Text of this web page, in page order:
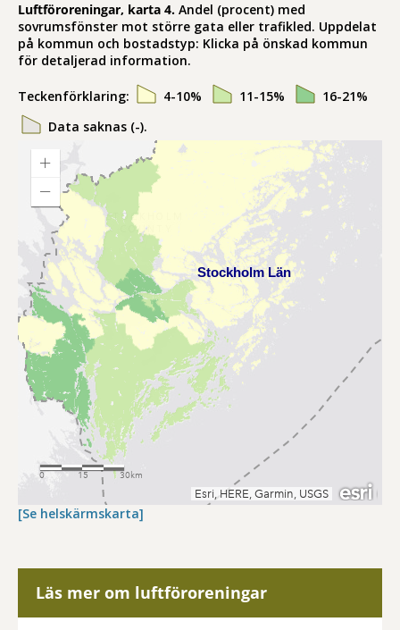
Luftföroreningar, karta 4. Andel (procent) med
sovrumsfönster mot större gata eller trafikled. Uppdelat
på kommun och bostadstyp: Klicka på önskad kommun
för detaljerad information.
Teckenförklaring: 4-10% 11-15%
16-21%
Data saknas (-).
[Se helskärmskarta]
Läs mer om luftföroreningar